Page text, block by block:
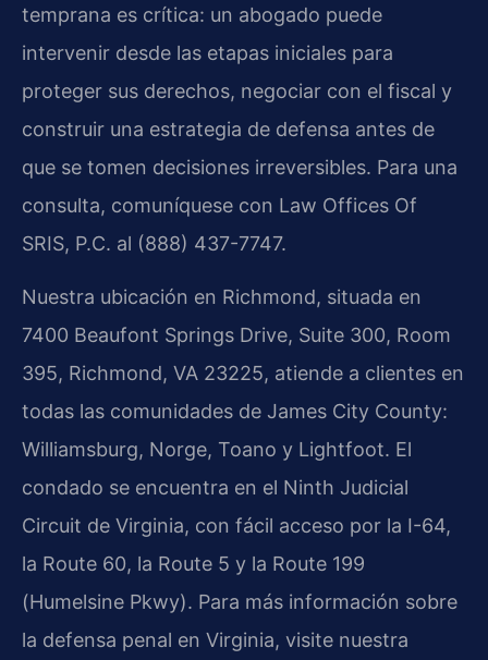
temprana es crítica: un abogado puede
intervenir desde las etapas iniciales para
proteger sus derechos, negociar con el fiscal y
construir una estrategia de defensa antes de
que se tomen decisiones irreversibles. Para una
consulta, comuníquese con Law Offices Of
SRIS, P.C. al (888) 437-7747.
Nuestra ubicación en Richmond, situada en
7400 Beaufont Springs Drive, Suite 300, Room
395, Richmond, VA 23225, atiende a clientes en
todas las comunidades de James City County:
Williamsburg, Norge, Toano y Lightfoot. El
condado se encuentra en el Ninth Judicial
Circuit de Virginia, con fácil acceso por la I-64,
la Route 60, la Route 5 y la Route 199
(Humelsine Pkwy). Para más información sobre
la defensa penal en Virginia, visite nuestra